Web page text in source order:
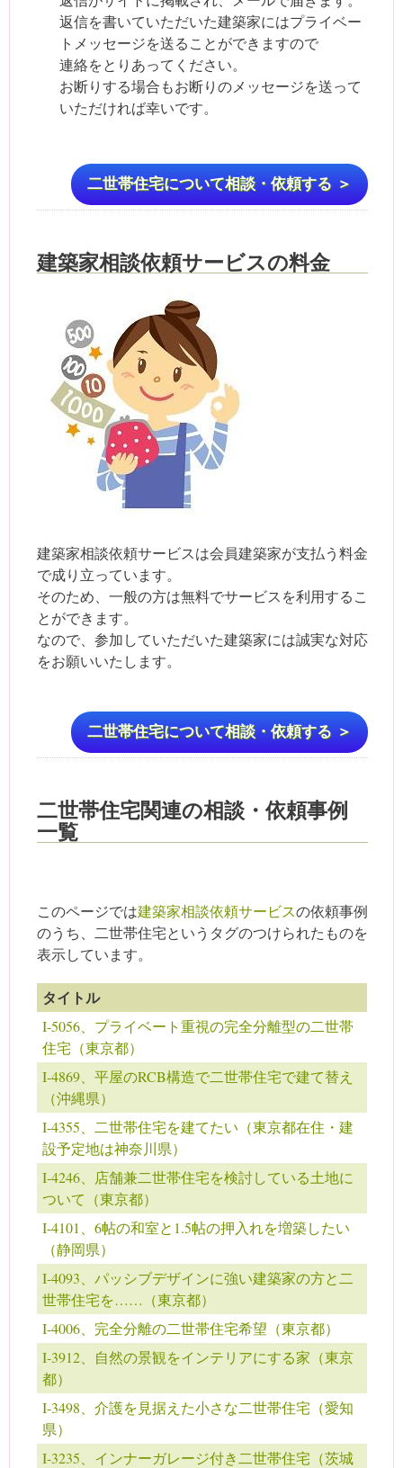
返信を書いていただいた建築家にはプライベー
トメッセージを送ることができますので
連絡をとりあってください。
お断りする場合もお断りのメッセージを送って
いただければ幸いです。
二世帯住宅について相談・依頼する ＞
建築家相談依頼サービスの料金
建築家相談依頼サービスは会員建築家が支払う料金
で成り立っています。
そのため、一般の方は無料でサービスを利用するこ
とができます。
なので、参加していただいた建築家には誠実な対応
をお願いいたします。
二世帯住宅について相談・依頼する ＞
二世帯住宅関連の相談・依頼事例
一覧
このページでは建築家相談依頼サービスの依頼事例
のうち、二世帯住宅というタグのつけられたものを
表示しています。
タイトル
I-5056、プライベート重視の完全分離型の二世帯
住宅（東京都）
I-4869、平屋のRCB構造で二世帯住宅で建て替え
（沖縄県）
I-4355、二世帯住宅を建てたい（東京都在住・建
設予定地は神奈川県）
I-4246、店舗兼二世帯住宅を検討している土地に
ついて（東京都）
I-4101、6帖の和室と1.5帖の押入れを増築したい
（静岡県）
I-4093、パッシブデザインに強い建築家の方と二
世帯住宅を……（東京都）
I-4006、完全分離の二世帯住宅希望（東京都）
I-3912、自然の景観をインテリアにする家（東京
都）
I-3498、介護を見据えた小さな二世帯住宅（愛知
県）
I-3235、インナーガレージ付き二世帯住宅（茨城